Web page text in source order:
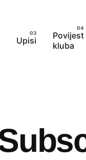
Upisi
Povijest
kluba